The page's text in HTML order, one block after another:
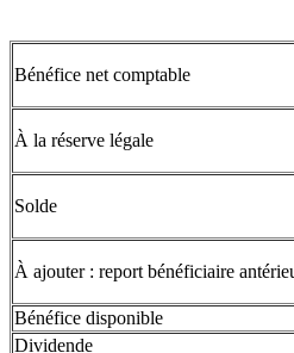
Bénéfice net comptable
À la réserve légale
Solde
À ajouter : report bénéficiaire
Bénéfice disponible
Dividende